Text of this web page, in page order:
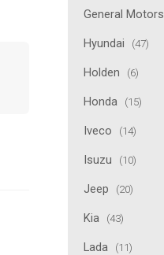
General Motors
Hyundai (47)
Holden (6)
Honda (15)
Iveco (14)
Isuzu (10)
Jeep (20)
Kia (43)
Lada (11)